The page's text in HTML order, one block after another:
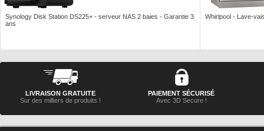
Synology Disk Station DS225+ - serveur NAS 2 baies - Garantie 3
ans
Whirlpool - Lave-
LIVRAISON GRATUITE
Sur des milliers de produits !
PAIEMENT SÉCURISÉ
Avec 3D Secure !